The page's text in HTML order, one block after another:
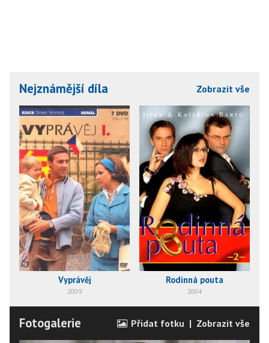
Nejznámější díla Zobrazit vše
Vyprávěj
2009
Rodinná pouta
2004
Fotogalerie Přidat fotku | Zobrazit vše